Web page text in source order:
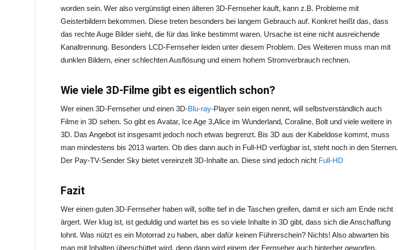
worden sein. Wer also vergünstigt einen älteren 3D-Fernseher kauft, kann z.B. Probleme mit
Geisterbildern bekommen. Diese treten besonders bei langem Gebrauch auf. Konkret heißt das, dass
das rechte Auge Bilder sieht, die für das linke bestimmt waren. Ursache ist eine nicht ausreichende
Kanaltrennung. Besonders LCD-Fernseher leiden unter diesem Problem. Des Weiteren muss man mit
dunklen Bildern, einer schlechten Ausflösung und einem hohem Stromverbrauch rechnen.
Wie viele 3D-Filme gibt es eigentlich schon?
Wer einen 3D-Fernseher und einen 3D-Blu-ray-Player sein eigen nennt, will selbstverständlich auch
Filme in 3D sehen. So gibt es Avatar, Ice Age 3,Alice im Wunderland, Coraline, Bolt und viele weitere in
3D. Das Angebot ist insgesamt jedoch noch etwas begrenzt. Bis 3D aus der Kabeldose kommt, muss
man mindestens bis 2013 warten. Ob dies dann auch in Full-HD verfügbar ist, steht noch in den Sternen.
Der Pay-TV-Sender Sky bietet vereinzelt 3D-Inhalte an. Diese sind jedoch nicht Full-HD
Fazit
Wer einen guten 3D-Fernseher haben will, sollte tief in die Taschen greifen, damit er sich am Ende nicht
ärgert. Wer klug ist, ist geduldig und wartet bis es so viele Inhalte in 3D gibt, dass sich die Anschaffung
lohnt. Was nützt es ein Motorrad zu haben, aber dafür keinen Führerschein? Nichts! Also abwarten bis
man mit Inhalten überschüttet wird, denn dann wird einem der Fernseher auch hinterher geworfen.